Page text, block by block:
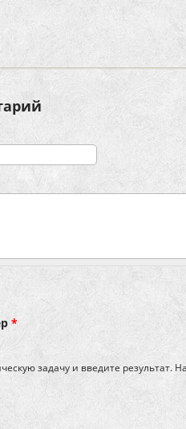
*
задачу и введите результат.